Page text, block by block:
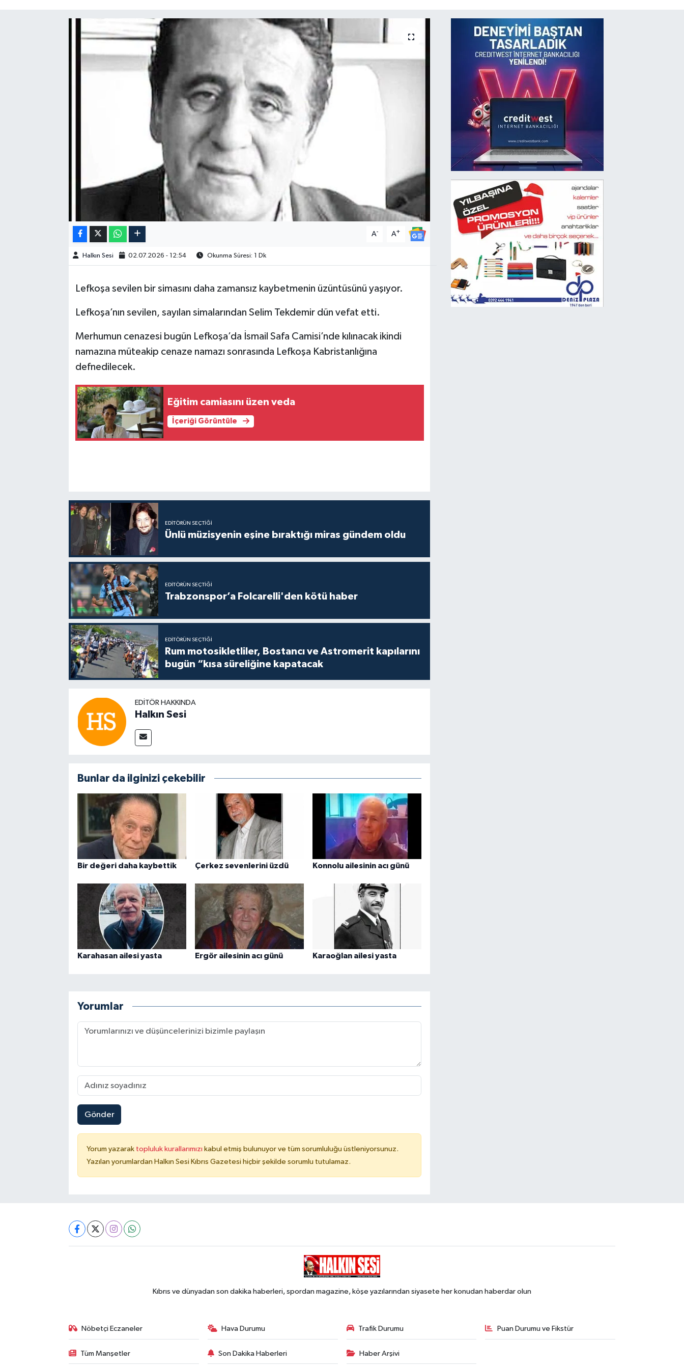
A- A+
Halkın Sesi 02.07.2026 - 12:54 Okunma Süresi: 1 Dk
Lefkoşa sevilen bir simasını daha zamansız kaybetmenin üzüntüsünü yaşıyor.
Lefkoşa’nın sevilen, sayılan simalarından Selim Tekdemir dün vefat etti.
Merhumun cenazesi bugün Lefkoşa’da İsmail Safa Camisi’nde kılınacak ikindi
namazına müteakip cenaze namazı sonrasında Lefkoşa Kabristanlığına
defnedilecek.
Eğitim camiasını üzen veda
İçeriği Görüntüle
EDITÖRÜN SEÇTIĞI
Ünlü müzisyenin eşine bıraktığı miras gündem oldu
EDITÖRÜN SEÇTIĞI
Trabzonspor’a Folcarelli'den kötü haber
EDITÖRÜN SEÇTIĞI
Rum motosikletliler, Bostancı ve Astromerit kapılarını
bugün “kısa süreliğine kapatacak
EDITÖR HAKKINDA
Halkın Sesi
Bunlar da ilginizi çekebilir
Bir değeri daha kaybettik Çerkez sevenlerini üzdü Konnolu ailesinin acı günü
Karahasan ailesi yasta Ergör ailesinin acı günü Karaoğlan ailesi yasta
Yorumlar
Gönder
Yorum yazarak topluluk kurallarımızı kabul etmiş bulunuyor ve tüm sorumluluğu üstleniyorsunuz.
Yazılan yorumlardan Halkın Sesi Kıbrıs Gazetesi hiçbir şekilde sorumlu tutulamaz.
Kıbrıs ve dünyadan son dakika haberleri, spordan magazine, köşe yazılarından siyasete her konudan haberdar olun
Nöbetçi Eczaneler Hava Durumu Trafik Durumu Puan Durumu ve Fikstür
Tüm Manşetler Son Dakika Haberleri Haber Arşivi